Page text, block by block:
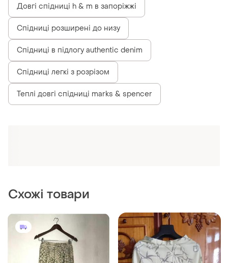
Довгі спідниці h & m в запоріжжі
Спідниці розширені до низу
Спідниці в підлогу authentic denim
Спідниці легкі з розрізом
Теплі довгі спідниці marks & spencer